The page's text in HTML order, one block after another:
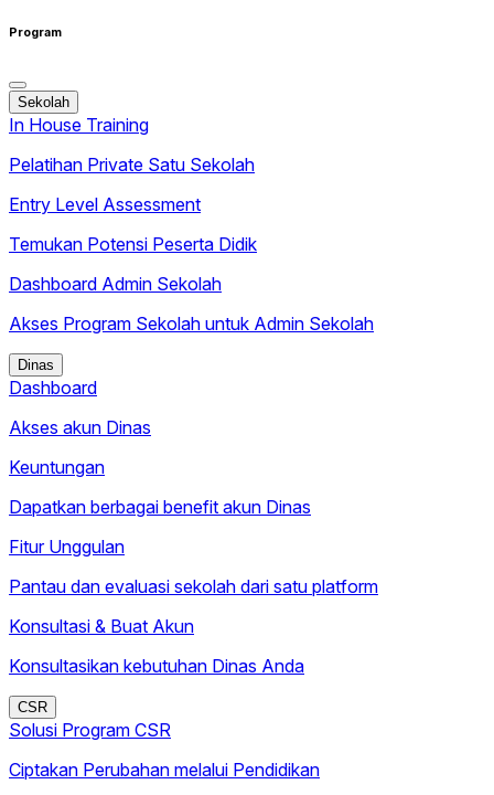
Program
Sekolah
In House Training
Pelatihan Private Satu Sekolah
Entry Level Assessment
Temukan Potensi Peserta Didik
Dashboard Admin Sekolah
Akses Program Sekolah untuk Admin Sekolah
Dinas
Dashboard
Akses akun Dinas
Keuntungan
Dapatkan berbagai benefit akun Dinas
Fitur Unggulan
Pantau dan evaluasi sekolah dari satu platform
Konsultasi & Buat Akun
Konsultasikan kebutuhan Dinas Anda
CSR
Solusi Program CSR
Ciptakan Perubahan melalui Pendidikan